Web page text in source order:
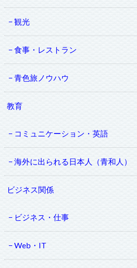
観光
食事・レストラン
青色旅ノウハウ
教育
コミュニケーション・英語
海外に出られる日本人（青和人）
ビジネス関係
ビジネス・仕事
Web・IT